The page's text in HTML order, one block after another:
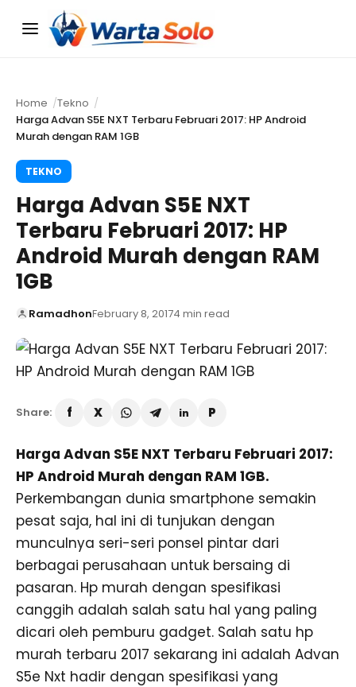
Menu
Home
Tekno
Harga Advan S5E NXT Terbaru Februari 2017: HP Android
Murah dengan RAM 1GB
TEKNO
Harga Advan S5E NXT
Terbaru Februari 2017: HP
Android Murah dengan RAM
1GB
RamadhonFebruary 8, 20174 min read
Share:
Harga Advan S5E NXT Terbaru Februari 2017:
HP Android Murah dengan RAM 1GB.
Perkembangan dunia smartphone semakin
pesat saja, hal ini di tunjukan dengan
munculnya seri-seri ponsel pintar dari
berbagai perusahaan untuk bersaing di
pasaran. Hp murah dengan spesifikasi
canggih adalah salah satu hal yang paling
dicari oleh pemburu gadget. Salah satu hp
murah terbaru 2017 sekarang ini adalah Advan
S5e Nxt hadir dengan spesifikasi yang